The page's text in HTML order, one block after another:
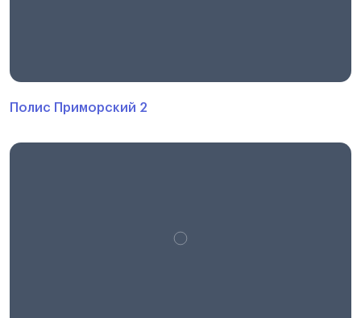
Полис Приморский 2